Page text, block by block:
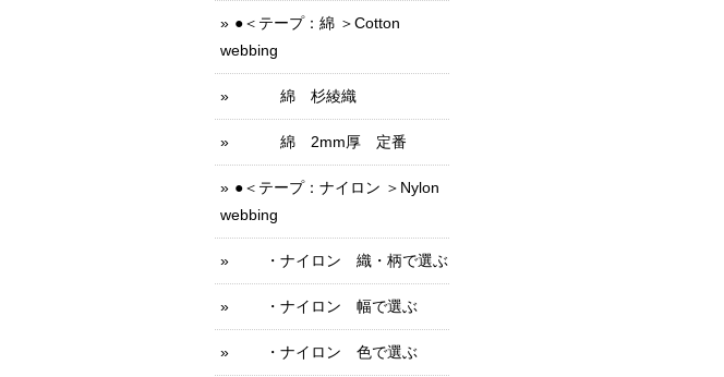
●＜テープ：綿 ＞Cotton
webbing
綿 杉綾織
綿 2mm厚 定番
●＜テープ：ナイロン ＞Nylon
webbing
・ナイロン 織・柄で選ぶ
・ナイロン 幅で選ぶ
・ナイロン 色で選ぶ